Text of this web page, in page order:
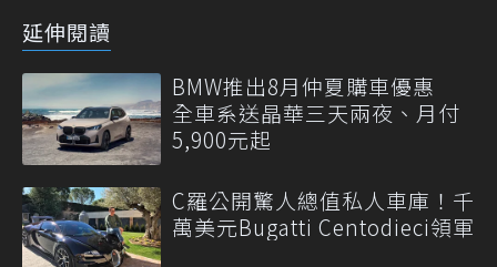
延伸閱讀
BMW推出8月仲夏購車優惠
全車系送晶華三天兩夜、月付
5,900元起
C羅公開驚人總值私人車庫！千
萬美元Bugatti Centodieci領軍